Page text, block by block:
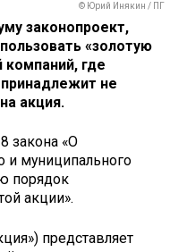
© Юрий Инякин / ПГ
законопроект,
«золотую
где
принадлежит не
акция.
закона «О
и муниципального
порядок
акции».
представляет